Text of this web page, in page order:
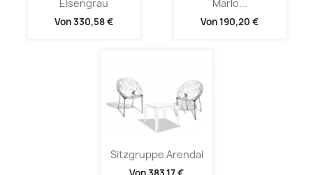
Eisengrau
Von330,58 €
Marlo...
Von190,20 €
Sitzgruppe Arendal